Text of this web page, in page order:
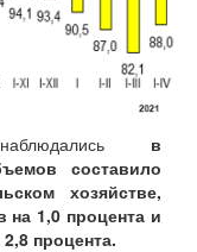
в
составило
хозяйстве,
на 1,0 процента и
процента.